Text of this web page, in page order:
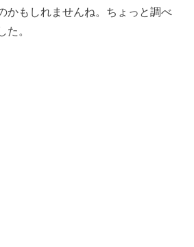
かもしれませんね。ちょっと調べ
た。